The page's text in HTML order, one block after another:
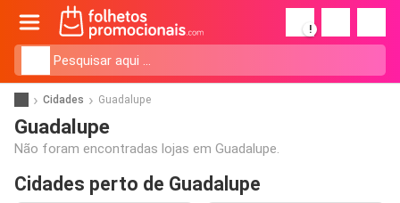
!
Cidades Guadalupe
Guadalupe
Não foram encontradas lojas em Guadalupe.
Cidades perto de Guadalupe